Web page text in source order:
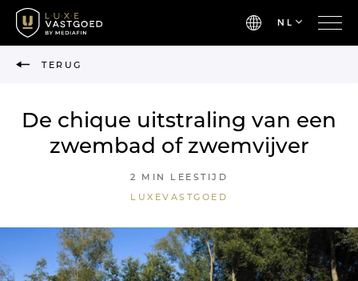
NL
TERUG
De chique uitstraling van een
zwembad of zwemvijver
2 MIN LEESTIJD
LUXEVASTGOED